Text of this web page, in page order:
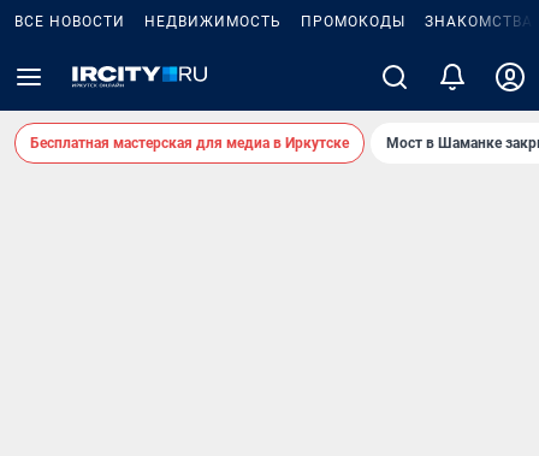
ВСЕ НОВОСТИ НЕДВИЖИМОСТЬ ПРОМОКОДЫ ЗНАКОМСТВА
Бесплатная мастерская для медиа в Иркутске Мост в Шаманке